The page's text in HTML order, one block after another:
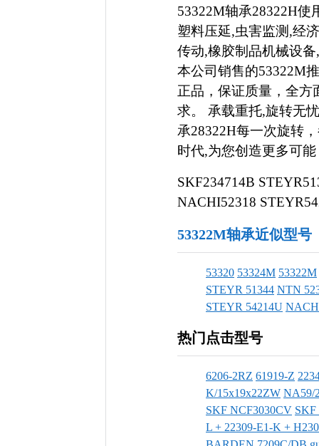
53322M轴承28322H使
塑料压延,虫害监测,经
传动,橡胶制品机械设
本公司销售的53322M
正品，保证质量，全方
求。 承载重托,旋转无
承28322H每一次旋转
时代,为您创造更多可
SKF234714B
NACHI52318
53322M轴承近似型号
53320 53324M 53322M
STEYR 51344 NTN
STEYR 54214U
热门点击型号
6206-2RZ 61919-Z
K/15x19x22ZW NA59/
SKF NCF3030CV SKF
L + 22309-E1-K +